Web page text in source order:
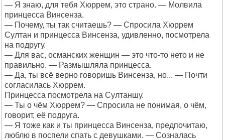
— Я знаю, для тебя Хюррем, это страно. — Молвила
принцесса Винсенза.
— Почему, ты так считаешь? — Спросила Хюррем
Султан и принцесса Винсенза, удивленно, посмотрела
на подругу.
— Для вас, османских женщин — это что-то нето и не
правильно. — Размышляла принцесса.
— Да, ты всё верно говоришь Винсенза, но... — Почти
согласилась Хюррем.
Принцесса посмотрела на Султаншу.
— Ты о чём Хюррем? — Спросила не понимая, о чём,
говорит, её подруга.
— Я тоже как и ты принцесса Винсенза, предпочитаю,
люблю в поспели спать с девушками. — Созналась